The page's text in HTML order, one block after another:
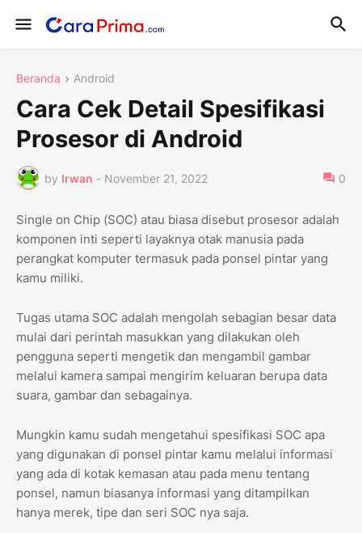
Beranda Android
Cara Cek Detail Spesifikasi
Prosesor di Android
by Irwan - November 21, 2022 0
Single on Chip (SOC) atau biasa disebut prosesor adalah
komponen inti seperti layaknya otak manusia pada
perangkat komputer termasuk pada ponsel pintar yang
kamu miliki.
Tugas utama SOC adalah mengolah sebagian besar data
mulai dari perintah masukkan yang dilakukan oleh
pengguna seperti mengetik dan mengambil gambar
melalui kamera sampai mengirim keluaran berupa data
suara, gambar dan sebagainya.
Mungkin kamu sudah mengetahui spesifikasi SOC apa
yang digunakan di ponsel pintar kamu melalui informasi
yang ada di kotak kemasan atau pada menu tentang
ponsel, namun biasanya informasi yang ditampilkan
hanya merek, tipe dan seri SOC nya saja.